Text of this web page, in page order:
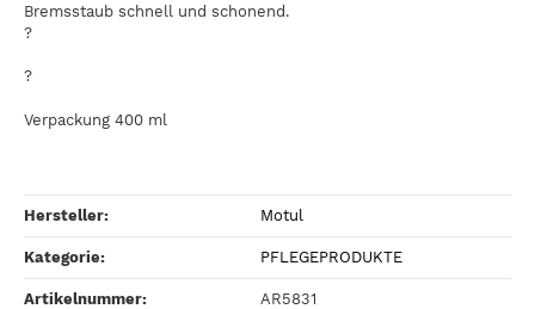
Bremsstaub schnell und schonend.
?
?
Verpackung 400 ml
Hersteller: Motul
Kategorie: PFLEGEPRODUKTE
Artikelnummer: AR5831